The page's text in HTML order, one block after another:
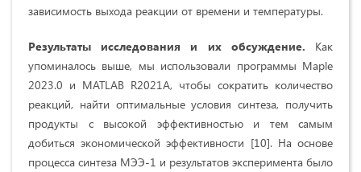
зависимость выхода реакции от времени и температуры.
Результаты исследования и их обсуждение. Как
упоминалось выше, мы использовали программы Maple
2023.0 и MATLAB R2021A, чтобы сократить количество
реакций, найти оптимальные условия синтеза, получить
продукты с высокой эффективностью и тем самым
добиться экономической эффективности [10]. На основе
процесса синтеза МЭЭ-1 и результатов эксперимента было